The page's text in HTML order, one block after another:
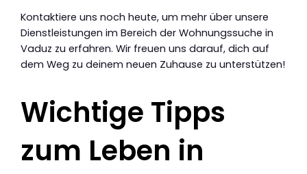
Kontaktiere uns noch heute, um mehr über unsere
Dienstleistungen im Bereich der Wohnungssuche in
Vaduz zu erfahren. Wir freuen uns darauf, dich auf
dem Weg zu deinem neuen Zuhause zu unterstützen!
Wichtige Tipps
zum Leben in